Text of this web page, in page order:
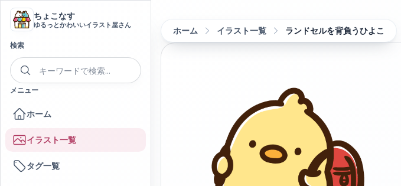
ちょこなす
ゆるっとかわいいイラスト屋さん
検索
メニュー
ホーム
イラスト一覧
タグ一覧
ホーム イラスト一覧 ランドセルを背負うひよこ